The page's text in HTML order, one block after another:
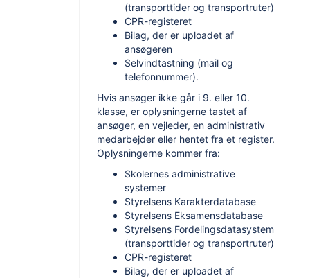
(transporttider og transportruter)
CPR-registeret
Bilag, der er uploadet af
ansøgeren
Selvindtastning (mail og
telefonnummer).
Hvis ansøger ikke går i 9. eller 10.
klasse, er oplysningerne tastet af
ansøger, en vejleder, en administrativ
medarbejder eller hentet fra et register.
Oplysningerne kommer fra:
Skolernes administrative
systemer
Styrelsens Karakterdatabase
Styrelsens Eksamensdatabase
Styrelsens Fordelingsdatasystem
(transporttider og transportruter)
CPR-registeret
Bilag, der er uploadet af